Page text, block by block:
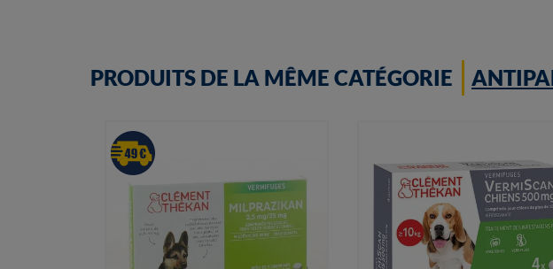
PRODUITS DE LA MÊME CATÉGORIE